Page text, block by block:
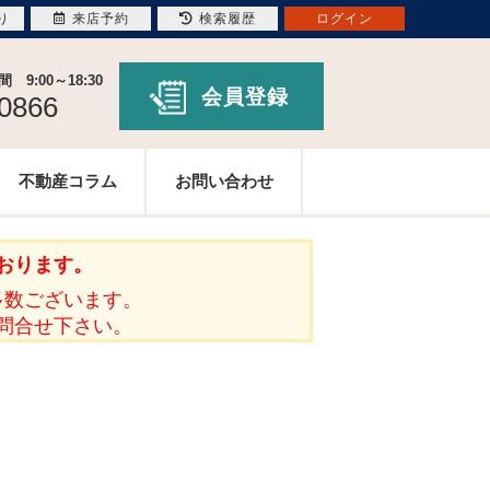
9:00～18:30
会員登録
不動産コラム お問い合わせ
ります。
ございます。
合せ下さい。
来店予約 検索履歴 ログイン